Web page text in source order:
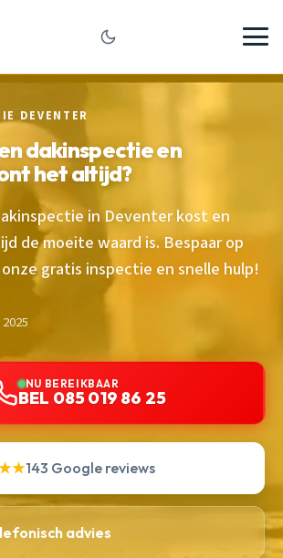
DEVENTER
dakinspectie en
het altijd?
in Deventer kost en
de moeite waard is. Bespaar op
gratis inspectie en snelle hulp!
NU BEREIKBAAR
BEL 085 019 86 25
143 Google reviews
advies